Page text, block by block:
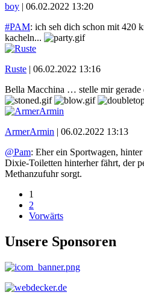
boy | 06.02.2022 13:20
#PAM: ich seh dich schon mit 420
kacheln...
Ruste | 06.02.2022 13:16
Bella Macchina … stelle mir gerade
ArmerArmin | 06.02.2022 13:13
@Pam: Eher ein Sportwagen,
Dixie-Toiletten hinterher fährt, der
Methanzufuhr sorgt.
1
2
Vorwärts
Unsere Sponsoren